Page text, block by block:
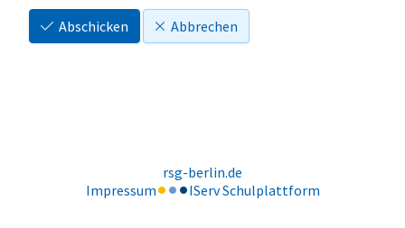
Abschicken Abbrechen
rsg-berlin.de
Impressum
IServ Schulplattform